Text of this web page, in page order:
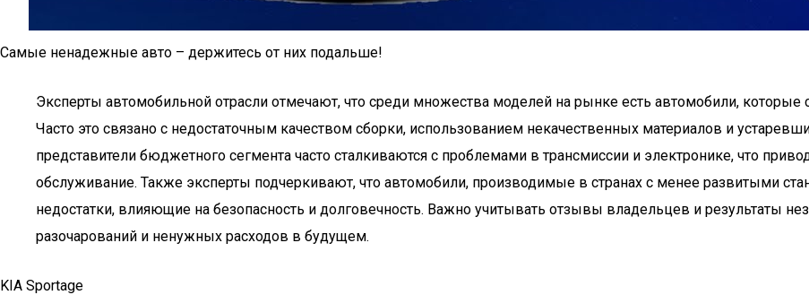
Самые ненадежные авто – держитесь от них подальше!
Эксперты автомобильной отрасли отмечают, что среди множества моделей на рынке есть автомобили,
Часто это связано с недостаточным качеством сборки, использованием некачественных материалов и
представители бюджетного сегмента часто сталкиваются с проблемами в трансмиссии и электронике, что
обслуживание. Также эксперты подчеркивают, что автомобили, производимые в странах с менее развитыми
недостатки, влияющие на безопасность и долговечность. Важно учитывать отзывы владельцев и результаты
разочарований и ненужных расходов в будущем.
KIA Sportage